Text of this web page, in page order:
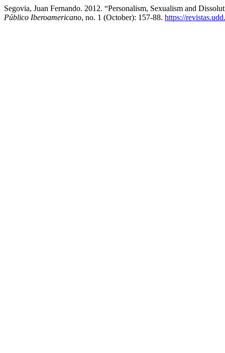
Segovia, Juan Fernando. 2012. “Personalism, Sexualism and
Público Iberoamericano, no. 1 (October): 157-88. https://